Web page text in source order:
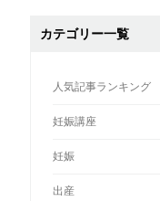
カテゴリー一覧
人気記事ランキング
妊娠講座
妊娠
出産